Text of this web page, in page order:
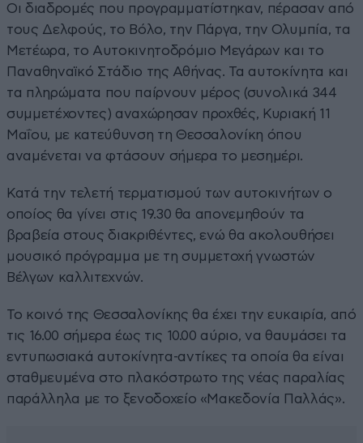
Οι διαδρομές που προγραμματίστηκαν, πέρασαν από
τους Δελφούς, το Βόλο, την Πάργα, την Ολυμπία, τα
Μετέωρα, το Αυτοκινητοδρόμιο Μεγάρων και το
Παναθηναϊκό Στάδιο της Αθήνας. Τα αυτοκίνητα και
τα πληρώματα που παίρνουν μέρος (συνολικά 344
συμμετέχοντες) αναχώρησαν προχθές, Κυριακή 11
Μαΐου, με κατεύθυνση τη Θεσσαλονίκη όπου
αναμένεται να φτάσουν σήμερα το μεσημέρι.
Κατά την τελετή τερματισμού των αυτοκινήτων ο
οποίος θα γίνει στις 19.30 θα απονεμηθούν τα
βραβεία στους διακριθέντες, ενώ θα ακολουθήσει
μουσικό πρόγραμμα με τη συμμετοχή γνωστών
Βέλγων καλλιτεχνών.
Το κοινό της Θεσσαλονίκης θα έχει την ευκαιρία, από
τις 16.00 σήμερα έως τις 10.00 αύριο, να θαυμάσει τα
εντυπωσιακά αυτοκίνητα-αντίκες τα οποία θα είναι
σταθμευμένα στο πλακόστρωτο της νέας παραλίας
παράλληλα με το ξενοδοχείο «Μακεδονία Παλλάς».